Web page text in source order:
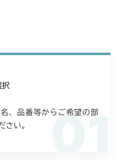
01
択
、品番等からご希望の部
さい。